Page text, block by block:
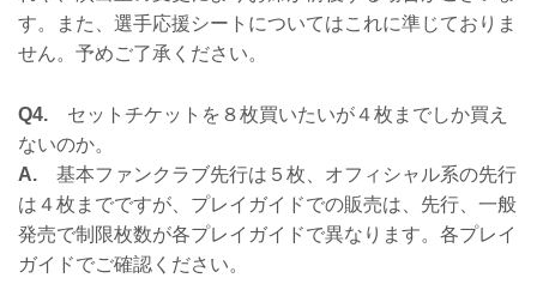
す。また、選手応援シートについてはこれに準じておりま
せん。予めご了承ください。
Q4. セットチケットを８枚買いたいが４枚までしか買え
ないのか。
A. 基本ファンクラブ先行は５枚、オフィシャル系の先行
は４枚までですが、プレイガイドでの販売は、先行、一般
発売で制限枚数が各プレイガイドで異なります。各プレイ
ガイドでご確認ください。